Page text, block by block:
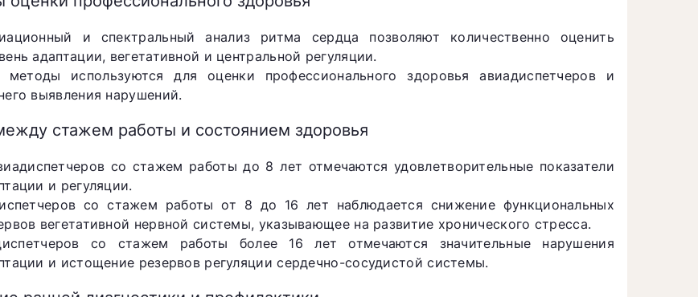
и спектральный анализ ритма сердца позволяют количественно оценить
адаптации, вегетативной и центральной регуляции.
методы используются для оценки профессионального здоровья авиадиспетчеров и
выявления нарушений.
стажем работы и состоянием здоровья
со стажем работы до 8 лет отмечаются удовлетворительные показатели
и регуляции.
со стажем работы от 8 до 16 лет наблюдается снижение функциональных
вегетативной нервной системы, указывающее на развитие хронического стресса.
со стажем работы более 16 лет отмечаются значительные нарушения
и истощение резервов регуляции сердечно-сосудистой системы.